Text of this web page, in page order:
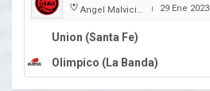
Angel Malvicino | 29 Ene 2023
Union (Santa Fe)
Olimpico (La Banda)